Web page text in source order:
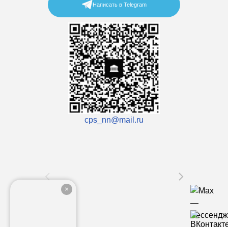
Написать в Telegram
cps_nn@mail.ru